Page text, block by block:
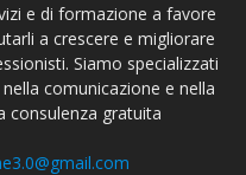
e di formazione a favore
a crescere e migliorare
Siamo specializzati
comunicazione e nella
consulenza gratuita